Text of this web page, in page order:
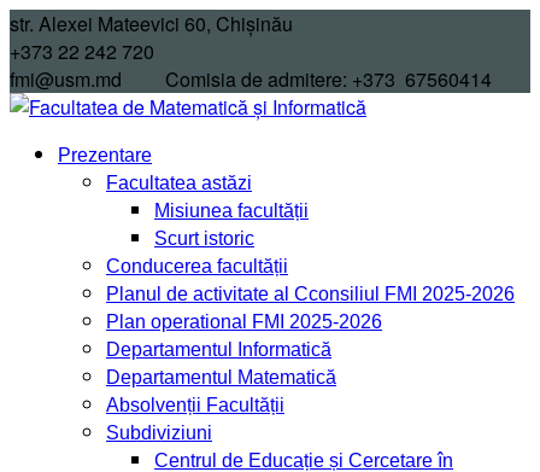
Skip
to
content
str. Alexei Mateevici 60, Chișinău
+373 22 242 720
fmi@usm.md Comisia de admitere: +373 67560414
Prezentare
Facultatea astăzi
Misiunea facultății
Scurt istoric
Conducerea facultății
Planul de activitate al Cconsiliul FMI 2025-2026
Plan operational FMI 2025-2026
Departamentul Informatică
Departamentul Matematică
Absolvenții Facultății
Subdiviziuni
Centrul de Educație și Cercetare în